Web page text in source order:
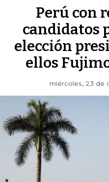
Perú con
candidatos
elección
ellos
miércoles, 23 de